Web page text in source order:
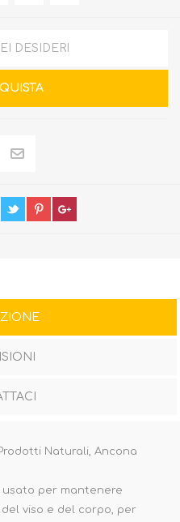
DESIDERI
Naturali, Ancona
usato per mantenere
viso e del corpo, per